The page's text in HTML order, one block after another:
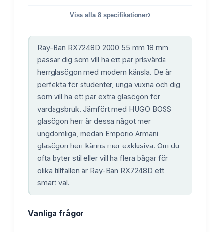
Visa alla 8specifikationer›
Ray-Ban RX7248D 2000 55 mm 18 mm
passar dig som vill ha ett par prisvärda
herrglasögon med modern känsla. De är
perfekta för studenter, unga vuxna och dig
som vill ha ett par extra glasögon för
vardagsbruk. Jämfört med HUGO BOSS
glasögon herr är dessa något mer
ungdomliga, medan Emporio Armani
glasögon herr känns mer exklusiva. Om du
ofta byter stil eller vill ha flera bågar för
olika tillfällen är Ray-Ban RX7248D ett
smart val.
Vanliga frågor